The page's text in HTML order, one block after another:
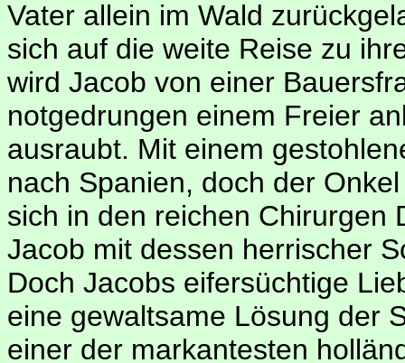
Vater allein im Wald
sich auf die weite Reise zu
wird Jacob von einer
notgedrungen einem Freier
ausraubt. Mit einem
nach Spanien, doch der
sich in den reichen Chirurgen
Jacob mit dessen herrischer
Doch Jacobs eifersüchtige
eine gewaltsame Lösung der
einer der markantesten